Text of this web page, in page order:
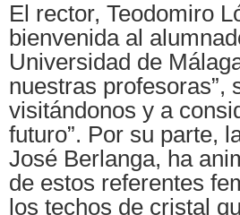
El rector, Teodomiro
bienvenida al
Universidad de
nuestras profesoras”,
visitándonos y a
futuro”. Por su parte,
José Berlanga, ha
de estos referentes
los techos de cristal